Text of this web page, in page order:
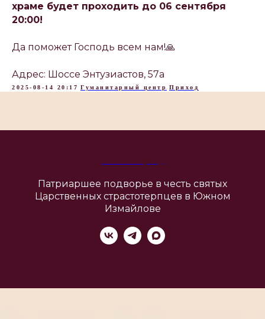
храме будет проходить до 06 сентября
20:00!
Да поможет Господь всем нам!🙏
Адрес: Шоссе Энтузиастов, 57а
2025-08-14 20:17 Гуманитарный центр Приход
Патриаршее подворье в честь святых
Царственных страстотерпцев в Южном
Измайлове